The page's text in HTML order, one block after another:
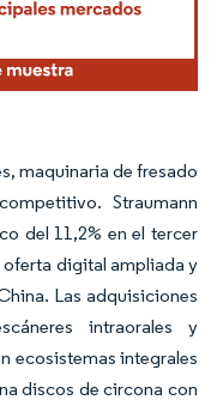
maquinaria de fresado
Straumann
del 11,2% en el tercer
oferta digital ampliada y
Las adquisiciones
intraorales y
ecosistemas integrales
discos de circona con